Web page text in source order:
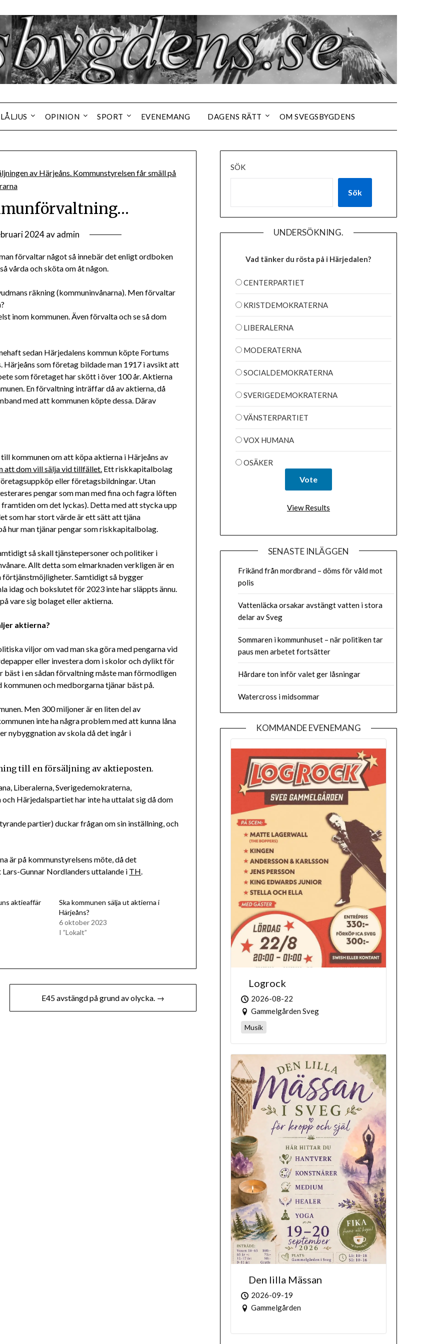
OPINION SPORT EVENEMANG DAGENS RÄTT OM SVEGSBYGDENS
2024avadmin
förvaltar något så innebär det enligt ordboken
vårda och sköta om åt någon.
räkning (kommuninvånarna). Men förvaltar
inom kommunen. Även förvalta och se så dom
sedan Härjedalens kommun köpte Fortums
Härjeåns som företag bildade man 1917 i avsikt att
som företaget har skött i över 100 år. Aktierna
En förvaltning inträffar då av aktierna, då
med att kommunen köpte dessa. Därav
kommunen om att köpa aktierna i Härjeåns av
att dom vill sälja vid tillfället. Ett riskkapitalbolag
eller företagsbildningar. Utan
pengar som man med fina och fagra löften
om det lyckas). Detta med att stycka upp
som har stort värde är ett sätt att tjäna
hur man tjänar pengar som riskkapitalbolag.
så skall tjänstepersoner och politiker i
Allt detta som elmarknaden verkligen är en
förtjänstmöjligheter. Samtidigt så bygger
idag och bokslutet för 2023 inte har släppts ännu.
vare sig bolaget eller aktierna.
aktierna?
viljor om vad man ska göra med pengarna vid
eller investera dom i skolor och dylikt för
bäst i en sådan förvaltning måste man förmodligen
och medborgarna tjänar bäst på.
Men 300 miljoner är en liten del av
inte ha några problem med att kunna låna
nybyggnation av skola då det ingår i
till en försäljning av aktieposten.
Liberalerna, Sverigedemokraterna,
Härjedalspartiet har inte ha uttalat sig då dom
partier) duckar frågan om sin inställning, och
är på kommunstyrelsens möte, då det
Gunnar Nordlanders uttalande i TH.
aktieaffär
Ska kommunen sälja ut aktierna i
Härjeåns?
6 oktober 2023
I ”Lokalt”
E45 avstängd på grund av olycka. →
SÖK
Sök
UNDERSÖKNING.
Vad tänker du rösta på i Härjedalen?
CENTERPARTIET
KRISTDEMOKRATERNA
LIBERALERNA
MODERATERNA
SOCIALDEMOKRATERNA
SVERIGEDEMOKRATERNA
VÄNSTERPARTIET
VOX HUMANA
OSÄKER
View Results
SENASTE INLÄGGEN
Frikänd från mordbrand – döms för våld mot
polis
Vattenläcka orsakar avstängt vatten i stora
delar av Sveg
Sommaren i kommunhuset – när politiken tar
paus men arbetet fortsätter
Hårdare ton inför valet ger låsningar
Watercross i midsommar
KOMMANDE EVENEMANG
Logrock
2026-08-22
Gammelgården Sveg
Musik
Den lilla Mässan
2026-09-19
Gammelgården